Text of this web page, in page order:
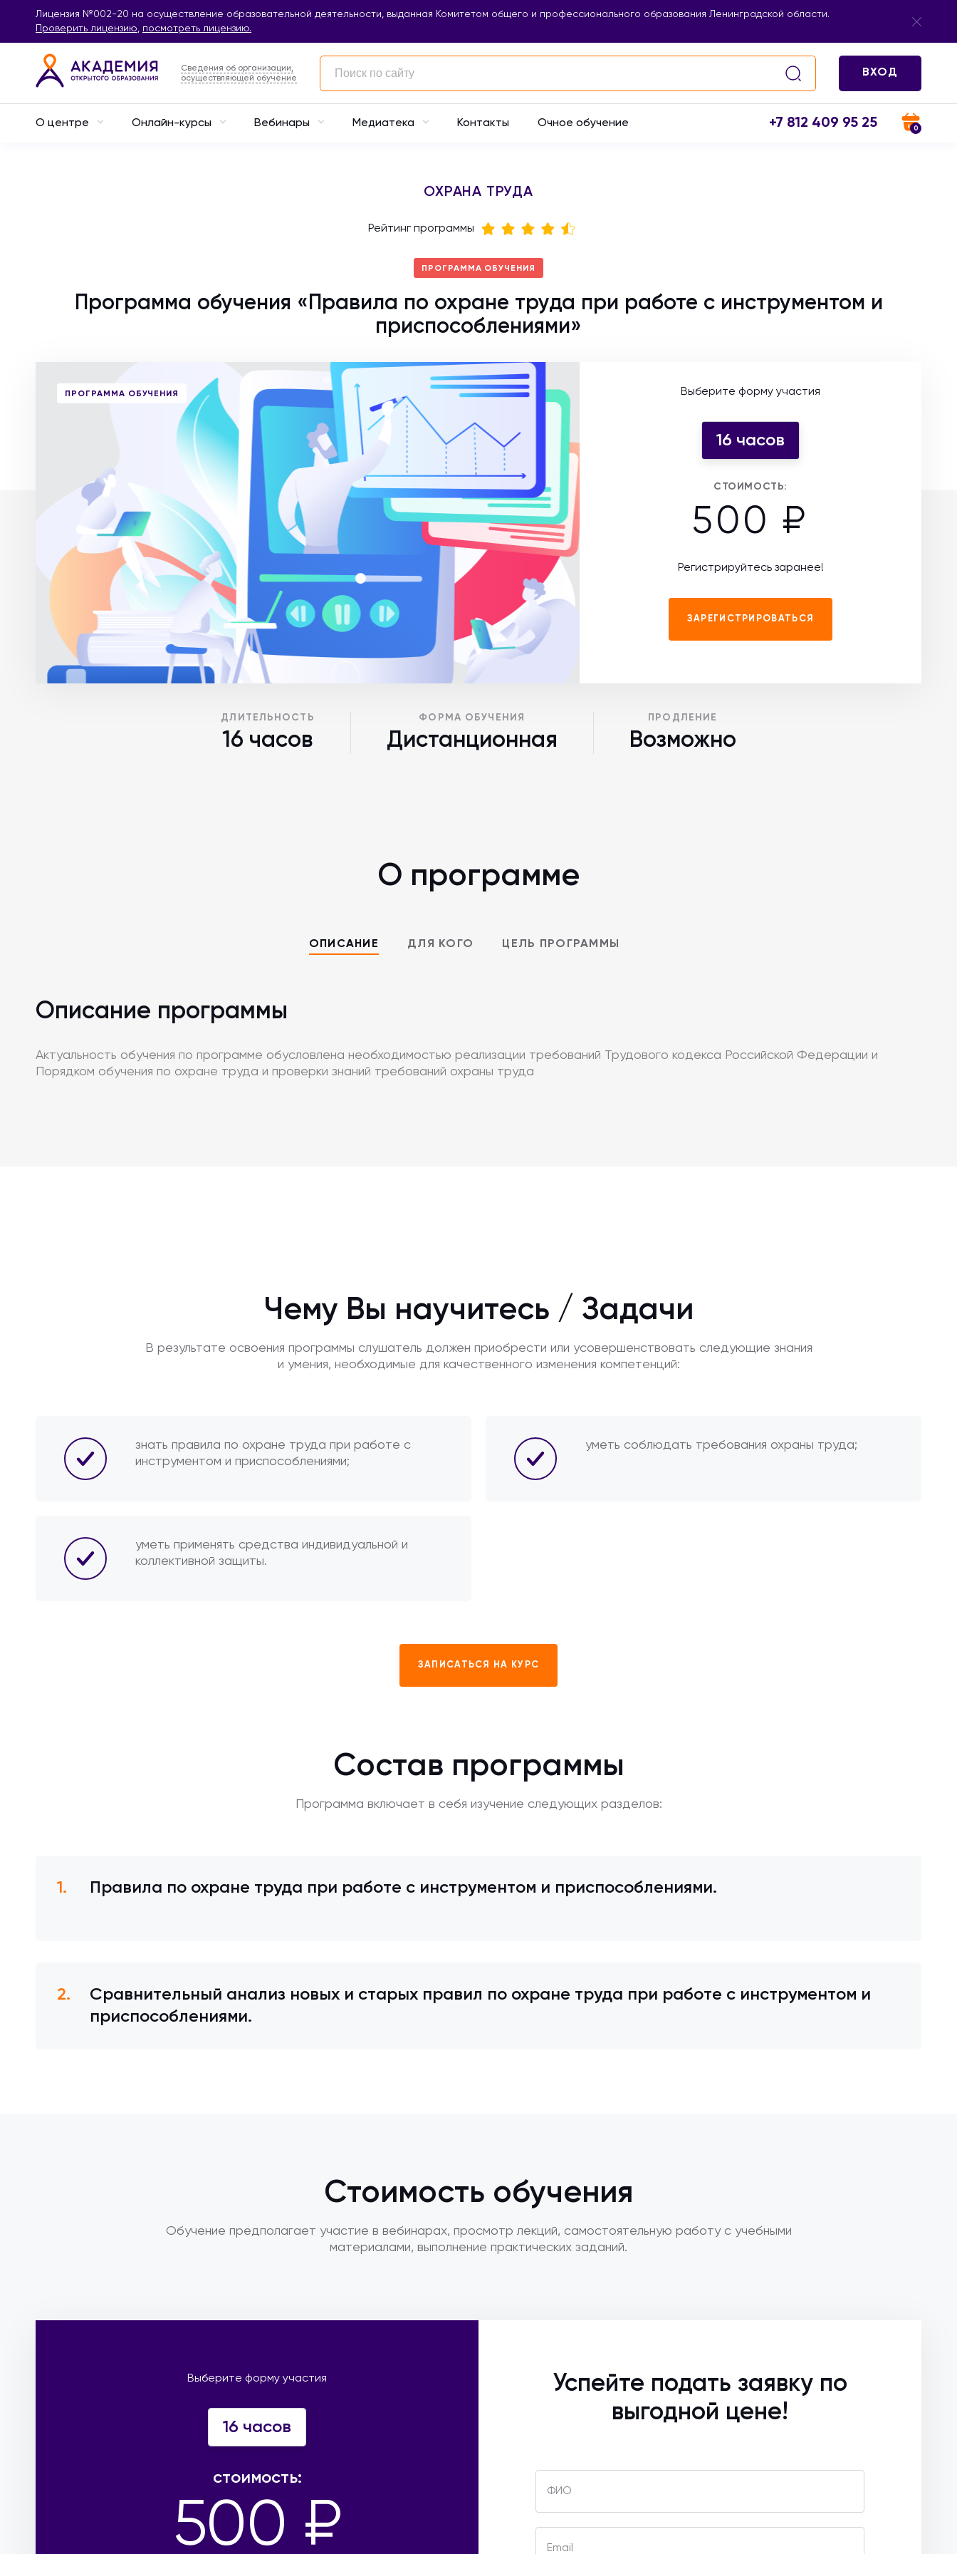
Лицензия №002-20 на осуществление образовательной деятельности, выданная Комитетом общего и профессионального образования Ленинградской области.
Проверить лицензию, посмотреть лицензию.
Сведения об организации,
осуществляющей обучение
ВХОД
О центре Онлайн-курсы Вебинары Медиатека Контакты Очное обучение +7 812 409 95 25 0
ОХРАНА ТРУДА
Рейтинг программы
ПРОГРАММА ОБУЧЕНИЯ
Программа обучения «Правила по охране труда при работе с инструментом и
приспособлениями»
ПРОГРАММА ОБУЧЕНИЯ Выберите форму участия
16 часов
СТОИМОСТЬ:
500 ₽
Регистрируйтесь заранее!
ЗАРЕГИСТРИРОВАТЬСЯ
ДЛИТЕЛЬНОСТЬ
16 часов
ФОРМА ОБУЧЕНИЯ
Дистанционная
ПРОДЛЕНИЕ
Возможно
О программе
ОПИСАНИЕ ДЛЯ КОГО ЦЕЛЬ ПРОГРАММЫ
Описание программы
Актуальность обучения по программе обусловлена необходимостью реализации требований Трудового кодекса Российской Федерации и
Порядком обучения по охране труда и проверки знаний требований охраны труда
Чему Вы научитесь / Задачи
В результате освоения программы слушатель должен приобрести или усовершенствовать следующие знания
и умения, необходимые для качественного изменения компетенций:
знать правила по охране труда при работе с
инструментом и приспособлениями;
уметь соблюдать требования охраны труда;
уметь применять средства индивидуальной и
коллективной защиты.
ЗАПИСАТЬСЯ НА КУРС
Состав программы
Программа включает в себя изучение следующих разделов:
Правила по охране труда при работе с инструментом и приспособлениями.
Сравнительный анализ новых и старых правил по охране труда при работе с инструментом и
приспособлениями.
Стоимость обучения
Обучение предполагает участие в вебинарах, просмотр лекций, самостоятельную работу с учебными
материалами, выполнение практических заданий.
Выберите форму участия
16 часов
стоимость:
500 ₽
Успейте подать заявку по
выгодной цене!
ФИО
Email